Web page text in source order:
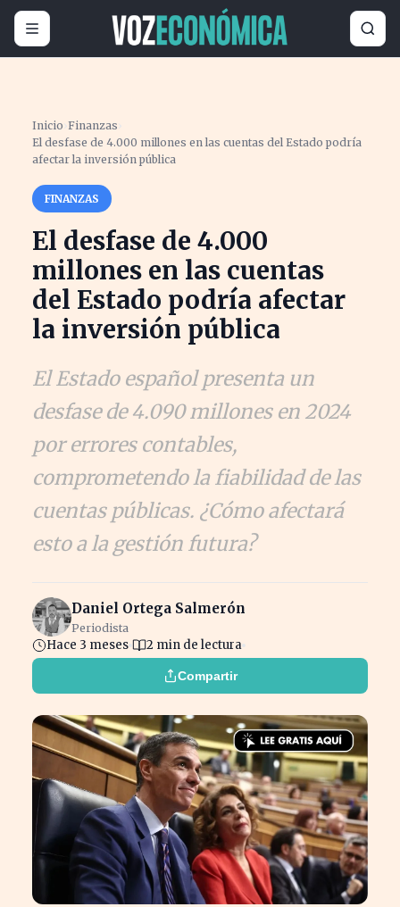
Inicio ›Finanzas ›
El desfase de 4.000 millones en las cuentas del Estado podría
afectar la inversión pública
FINANZAS
El desfase de 4.000
millones en las cuentas
del Estado podría afectar
la inversión pública
El Estado español presenta un
desfase de 4.090 millones en 2024
por errores contables,
comprometendo la fiabilidad de las
cuentas públicas. ¿Cómo afectará
esto a la gestión futura?
Daniel Ortega Salmerón
Periodista
Hace 3 meses 2 min de lectura
Compartir